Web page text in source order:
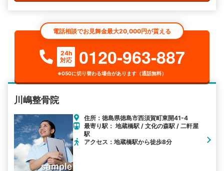
電話相談でお見舞金最大20,000円が貰える
24h
対応
0120-963-887
※050に切り替わる場合があります（通話無料）
川嶋整骨院
住所：徳島県徳島市西須賀町東開41-4
最寄り駅： 地蔵橋駅 / 文化の森駅 / 二軒屋
駅
アクセス：地蔵橋駅から徒歩8分